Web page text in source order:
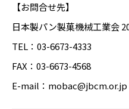
【お問合せ先】
日本製パン製菓機械工業会
TEL：03-6673-4333
FAX：03-6673-4568
E-mail：mobac@jbcm.or.jp